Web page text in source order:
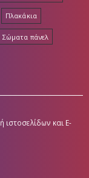
Πλακάκια
Σώματα πάνελ
και E-